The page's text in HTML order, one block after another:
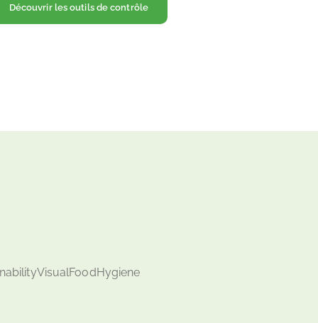
Découvrir les outils de contrôle